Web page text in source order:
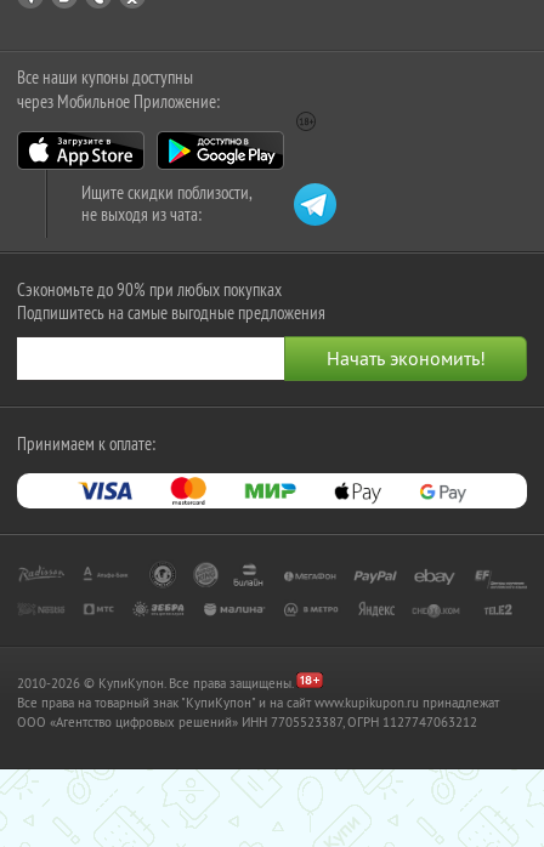
Все наши купоны доступны
через Мобильное Приложение:
Ищите скидки поблизости,
не выходя из чата:
Сэкономьте до 90% при любых покупках
Подпишитесь на самые выгодные предложения
Принимаем к оплате:
2010-2026 © КупиКупон. Все права защищены.
Все права на товарный знак "КупиКупон" и на сайт www.kupikupon.ru принадлежат
OOO «Агентство цифровых решений» ИНН 7705523387, ОГРН 1127747063212